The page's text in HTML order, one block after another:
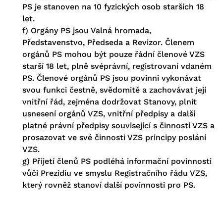
PS je stanoven na 10 fyzických osob starších 18
let.
f) Orgány PS jsou Valná hromada,
Představenstvo, Předseda a Revizor. Členem
orgánů PS mohou být pouze řádní členové VZS
starší 18 let, plně svéprávní, registrovaní vdaném
PS. Členové orgánů PS jsou povinni vykonávat
svou funkci čestně, svědomitě a zachovávat její
vnitřní řád, zejména dodržovat Stanovy, plnit
usnesení orgánů VZS, vnitřní předpisy a další
platné právní předpisy související s činností VZS a
prosazovat ve své činnosti VZS principy poslání
VZS.
g) Přijetí členů PS podléhá informační povinnosti
vůči Prezidiu ve smyslu Registračního řádu VZS,
který rovněž stanoví další povinnosti pro PS.